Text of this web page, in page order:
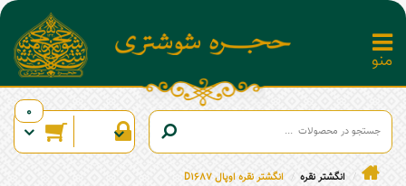
0
انگشتر نقره انگشتر نقره اوپال D1687